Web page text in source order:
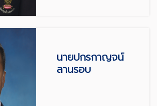
นายปกรกาญจน์
ลานรอบ